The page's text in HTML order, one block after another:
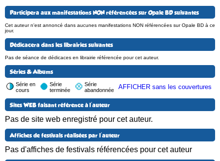
Participera aux manifestations NON référencées sur Opale BD suivantes
Cet auteur n'est annoncé dans aucunes manifestations NON référencées sur Opale BD à ce
jour.
Dédicacera dans les librairies suivantes
Pas de séance de dédicaces en librairie référencée pour cet auteur.
Séries & Albums
Série en
cours
Série
terminée
Série
abandonnée
AFFICHER sans les couvertures
Sites WEB faisant référence à l'auteur
Pas de site web enregistré pour cet auteur.
Affiches de festivals réalisées par l'auteur
Pas d'affiches de festivals référencées pour cet auteur